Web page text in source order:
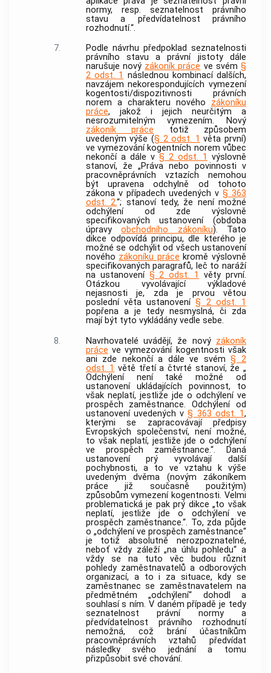
normy, resp. seznatelnost právního
stavu a předvídatelnost právního
rozhodnutí.“.
7.
Podle návrhu předpoklad seznatelnosti
právního stavu a právní jistoty dále
narušuje nový zákoník práce ve svém§
2 odst. 1 následnou kombinací dalších,
navzájem nekorespondujících vymezení
kogentosti/dispozitivnosti právních
norem a charakteru nového zákoníku
práce, jakož i jejich neurčitým a
nesrozumitelným vymezením. Nový
zákoník práce totiž způsobem
uvedeným výše (§ 2 odst. 1 věta první)
ve vymezování kogentních norem vůbec
nekončí a dále v § 2 odst. 1 výslovně
stanoví, že „Práva nebo povinnosti v
pracovněprávních vztazích nemohou
být upravena odchylně od tohoto
zákona v případech uvedených v § 363
odst. 2.“; stanoví tedy, že není možné
odchýlení od zde výslovně
specifikovaných ustanovení (obdoba
úpravyobchodního zákoníku). Tato
dikce odpovídá principu, dle kterého je
možné se odchýlit od všech ustanovení
nového zákoníku práce kromě výslovně
specifikovaných paragrafů, leč to naráží
na ustanovení § 2 odst. 1
věty první.
Otázkou vyvolávající výkladové
nejasnosti je, zda je prvou větou
poslední věta ustanovení§ 2 odst. 1
popřena a je tedy nesmyslná, či zda
mají být tyto vykládány vedle sebe.
8.
Navrhovatelé uvádějí, že nový zákoník
práce ve vymezování kogentnosti však
ani zde nekončí a dále ve svém§ 2
odst. 1 větě třetí a čtvrté stanoví, že „
Odchýlení není také možné od
ustanovení ukládajících povinnost, to
však neplatí, jestliže jde o odchýlení ve
prospěch zaměstnance. Odchýlení od
ustanovení uvedených v§ 363 odst. 1,
kterými se zapracovávají předpisy
Evropských společenství, není možné,
to však neplatí, jestliže jde o odchýlení
ve prospěch zaměstnance.“. Daná
ustanovení prý vyvolávají další
pochybnosti, a to ve vztahu k výše
uvedeným dvěma (novým zákoníkem
práce již současně použitým)
způsobům vymezení kogentnosti. Velmi
problematická je pak prý dikce „to však
neplatí, jestliže jde o odchýlení ve
prospěch zaměstnance.“. To, zda půjde
o „odchýlení ve prospěch zaměstnance“
je totiž absolutně nerozpoznatelné,
neboť vždy záleží „na úhlu pohledu“ a
vždy se na tuto věc budou různit
pohledy zaměstnavatelů a odborových
organizací, a to i za situace, kdy se
zaměstnanec se zaměstnavatelem na
předmětném „odchýlení“ dohodl a
souhlasí s ním. V daném případě je tedy
seznatelnost právní normy a
předvídatelnost právního rozhodnutí
nemožná, což brání účastníkům
pracovněprávních vztahů předvídat
následky svého jednání a tomu
přizpůsobit své chování.